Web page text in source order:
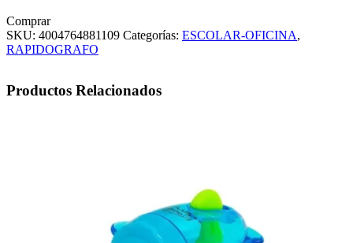
cantidad
Comprar
SKU: 4004764881109 Categorías: ESCOLAR-OFICINA,
RAPIDOGRAFO
Productos Relacionados